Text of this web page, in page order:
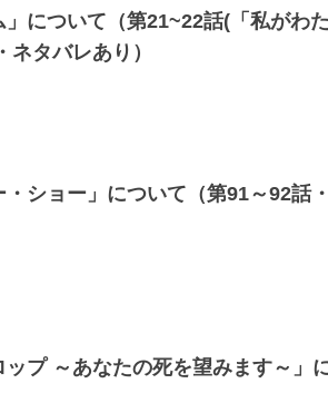
」について（第21~22話(「私がわ
ネタバレあり）
・ショー」について（第91～92話
ップ ～あなたの死を望みます～」